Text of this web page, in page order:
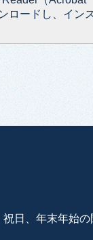
ロードし、イン
日、年末年始の